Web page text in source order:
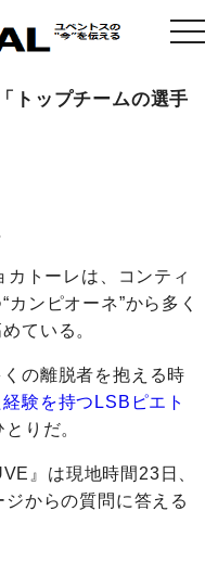
トップチームの選手
トーレは、コンティ
ンピオーネ”から多く
ている。
の離脱者を抱える時
験を持つLSBピエト
りだ。
』は現地時間23日、
からの質問に答える